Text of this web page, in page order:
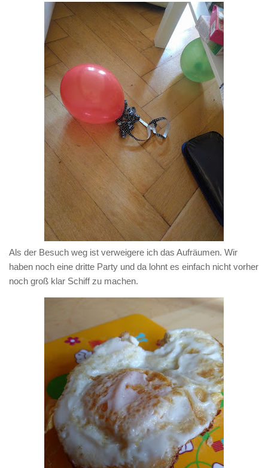
Als der Besuch weg ist verweigere ich das Aufräumen. Wir
haben noch eine dritte Party und da lohnt es einfach nicht vorher
noch groß klar Schiff zu machen.